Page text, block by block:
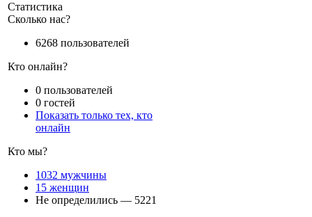
Статистика
Сколько нас?
6268 пользователей
Кто онлайн?
0 пользователей
0 гостей
Показать только тех, кто
онлайн
Кто мы?
1032 мужчины
15 женщин
Не определились — 5221